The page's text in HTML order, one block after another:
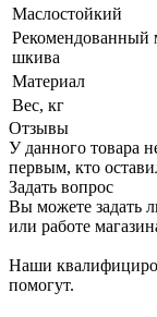
Маслостойкий
Рекомендованный
шкива
Материал
Вес, кг
Отзывы
У данного товара
первым, кто
Задать вопрос
Вы можете задать
или работе
Наши
помогут.